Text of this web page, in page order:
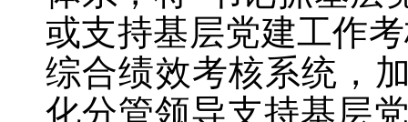
或支持基层党建工作
综合绩效考核系统，
化分管领导支持基层